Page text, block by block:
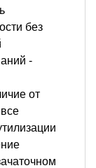
без
-
от